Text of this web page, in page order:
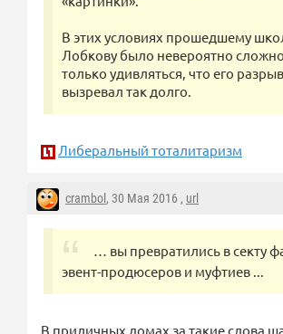
В этих условиях прошедшему
Лобкову было невероятно
только удивляться, что его
вызревал так долго.
Либеральный тоталитаризм
crambol , 30 Мая 2016 , url
… вы превратились в секту
эвент-продюсеров и муфтиев ...
В приличных домах за такие слова